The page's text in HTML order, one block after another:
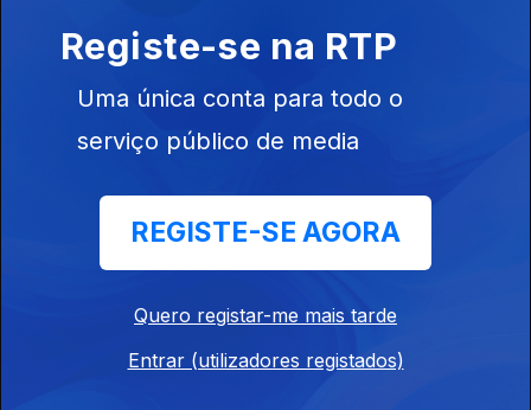
Cutie, Paul Solger, Iceage...
Indiegente
Inclui entre outros Ultra Lights, Black Wizards, Death Cab for
Cutie, Paul Solger, Iceage...
Inclui entre outros Graham Coxo, Heavy Lungs, TV Priest,
Registe-se na RTP
Uma única conta para todo o
serviço público de media
REGISTE-SE AGORA
Quero registar-me mais tarde
Entrar (utilizadores registados)